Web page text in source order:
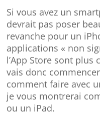
Si vous avez un
devrait pas poser
revanche pour un
applications « non
l’App Store sont plus
vais donc
comment faire avec
je vous montrerai
ou un iPad.